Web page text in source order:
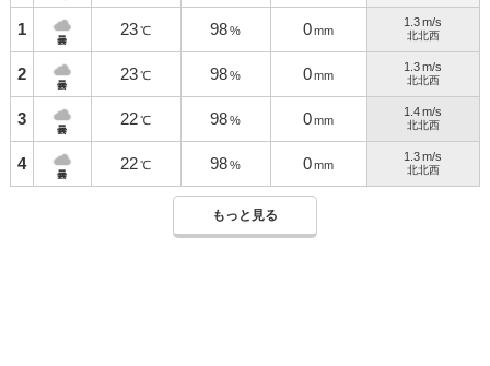
1
曇
23 ℃ 98 % 0 mm
1.3 m/s
北北西
2
曇
23 ℃ 98 % 0 mm
1.3 m/s
北北西
3
曇
22 ℃ 98 % 0 mm
1.4 m/s
北北西
4
曇
22 ℃ 98 % 0 mm
1.3 m/s
北北西
もっと見る